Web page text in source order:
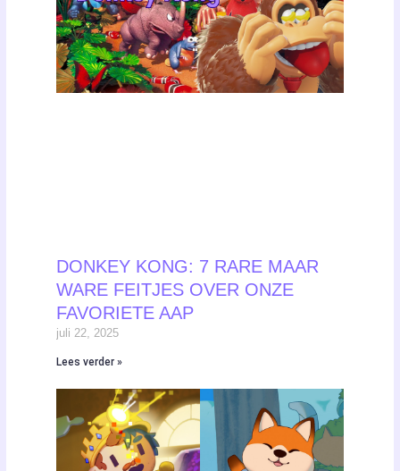
DONKEY KONG: 7 RARE MAAR
WARE FEITJES OVER ONZE
FAVORIETE AAP
juli 22, 2025
Lees verder »